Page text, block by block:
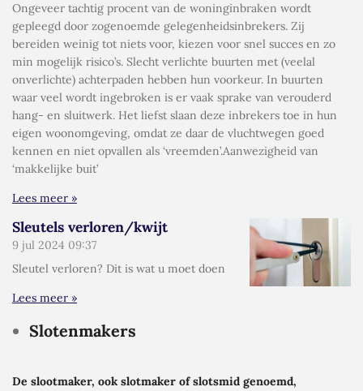
Ongeveer tachtig procent van de woninginbraken wordt
gepleegd door zogenoemde gelegenheidsinbrekers. Zij
bereiden weinig tot niets voor, kiezen voor snel succes en zo
min mogelijk risico’s. Slecht verlichte buurten met (veelal
onverlichte) achterpaden hebben hun voorkeur. In buurten
waar veel wordt ingebroken is er vaak sprake van verouderd
hang- en sluitwerk. Het liefst slaan deze inbrekers toe in hun
eigen woonomgeving, omdat ze daar de vluchtwegen goed
kennen en niet opvallen als ‘vreemden’.Aanwezigheid van
‘makkelijke buit’
Lees meer »
Sleutels verloren/kwijt
9 jul 2024 09:37
Sleutel verloren? Dit is wat u moet doen
Lees meer »
Slotenmakers
De slootmaker, ook slotmaker of slotsmid genoemd,